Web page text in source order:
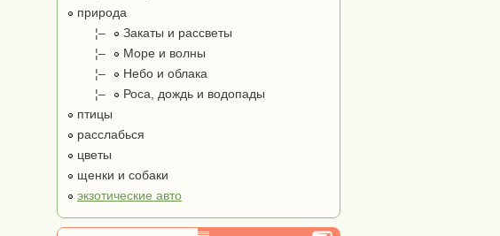
природа
¦–
Закаты и рассветы
¦–
Море и волны
¦–
Небо и облака
¦–
Роса, дождь и водопады
птицы
расслабься
цветы
щенки и собаки
экзотические авто